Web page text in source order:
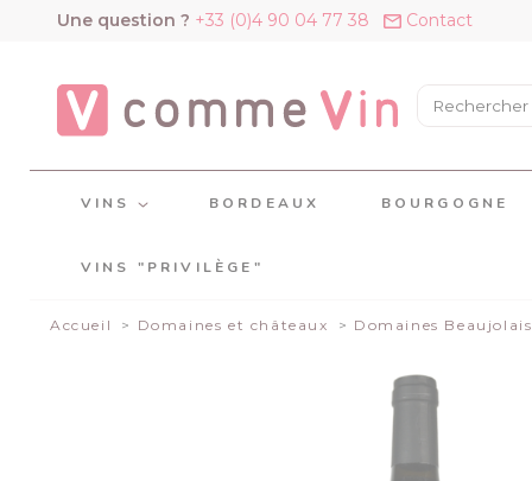
Une question ? +33 (0)4 90 04 77 38 Contact
VINS BORDEAUX BOURGOGNE
VINS "PRIVILÈGE"
Accueil Domaines et châteaux Domaines Beaujolais
Panneau de gestion des cookies